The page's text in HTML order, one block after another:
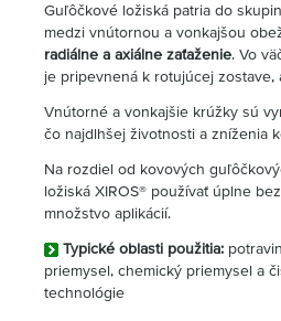
Guľôčkové ložiská patria do
medzi vnútornou a vonkajšou
radiálne a axiálne zaťaženie. Vo
je pripevnená k rotujúcej
Vnútorné a vonkajšie krúžky sú
čo najdlhšej životnosti a zníženia
Na rozdiel od kovových
ložiská XIROS® používať úplne
množstvo aplikácií.
Typické oblasti použitia:
priemysel, chemický priemysel a
technológie